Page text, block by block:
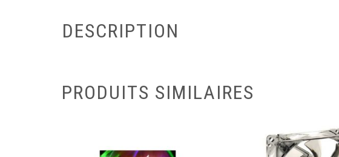
DESCRIPTION
PRODUITS SIMILAIRES